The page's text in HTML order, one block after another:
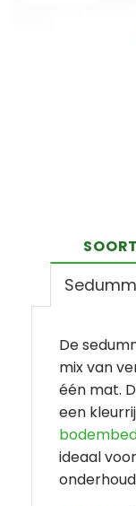
De
mix van
één mat.
een
ideaal